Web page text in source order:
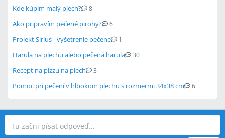
Kde kúpim malý plech? 8
Ako pripravím pečené pirohy? 6
Projekt Sirius - vyšetrenie pečene 1
Harula na plechu alebo pečená harula 30
Recept na pizzu na plech 3
Pomoc pri pečení v hlbokom plechu s rozmermi 34x38 cm 6